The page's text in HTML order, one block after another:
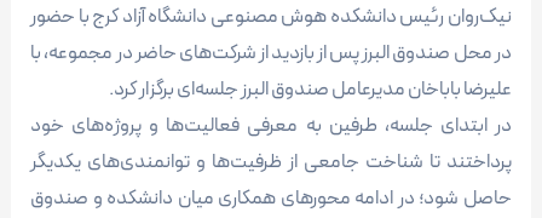
نیک‌روان رئیس دانشکده هوش مصنوعی دانشگاه آزاد کرج با حضور
در محل صندوق البرز پس از بازدید از شرکت‌های حاضر در مجموعه، با
علیرضا باباخان مدیرعامل صندوق البرز جلسه‌ای برگزار کرد.
در ابتدای جلسه، طرفین به معرفی فعالیت‌ها و پروژه‌های خود
پرداختند تا شناخت جامعی از ظرفیت‌ها و توانمندی‌های یکدیگر
حاصل شود؛ در ادامه محورهای همکاری میان دانشکده و صندوق